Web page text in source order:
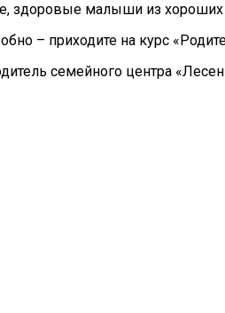
здоровые малыши из
– приходите на курс
семейного центра